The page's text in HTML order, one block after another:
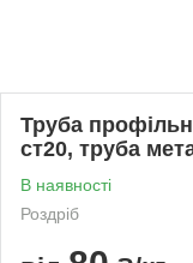
Труба
ст20, труба
В наявності
Роздріб